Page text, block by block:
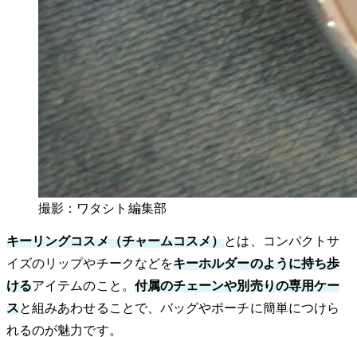
撮影：ワタシト編集部
キーリングコスメ（チャームコスメ）とは、コンパクトサ
イズのリップやチークなどをキーホルダーのように持ち歩
けるアイテムのこと。 付属のチェーンや別売りの専用ケー
スと組みあわせることで、バッグやポーチに簡単につけら
れるのが魅力です。